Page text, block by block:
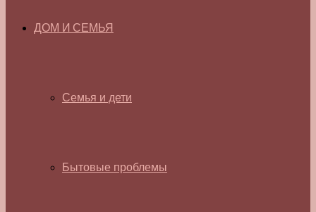
ДОМ И СЕМЬЯ
Семья и дети
Бытовые проблемы